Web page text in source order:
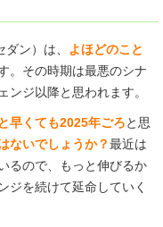
ン）は、
よほどのこと
。その時期は最悪のシナ
ンジ以降と思われます。
早くても2025年ごろと思
ないでしょうか？最近は
るので、もっと伸びるか
ジを続けて延命していく